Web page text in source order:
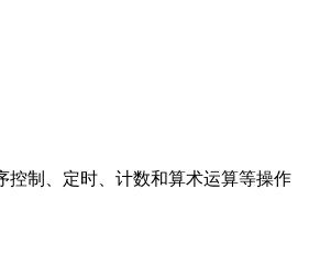
控制、定时、计数和算术运算等操作